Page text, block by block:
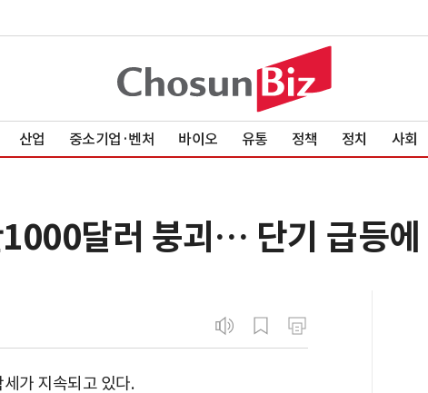
산업 중소기업·벤처 바이오 유통 정책 정치 사회
달러 붕괴… 단기 급등
가 지속되고 있다.